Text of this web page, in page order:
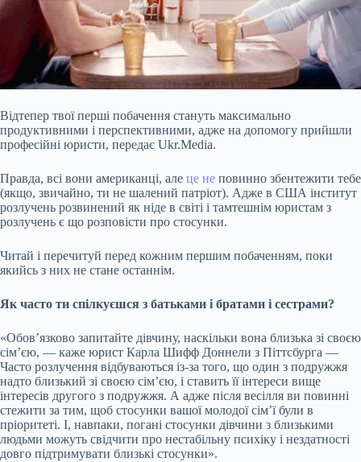
Відтепер твої перші побачення стануть максимально
продуктивними і перспективними, адже на допомогу прийшли
професійні юристи, передає Ukr.Media.
Правда, всі вони американці, але це не повинно збентежити тебе
(якщо, звичайно, ти не шалений патріот). Адже в США інститут
розлучень розвинений як ніде в світі і тамтешнім юристам з
розлучень є що розповісти про стосунки.
Читай і перечитуй перед кожним першим побаченням, поки
якийсь з них не стане останнім.
Як часто ти спілкуєшся з батьками і братами і сестрами?
«Обов’язково запитайте дівчину, наскільки вона близька зі своєю
сім’єю, — каже юрист Карла Шифф Доннели з Піттсбурга —
Часто розлучення відбуваються із-за того, що один з подружжя
надто близький зі своєю сім’єю, і ставить її інтереси вище
інтересів другого з подружжя. А адже після весілля ви повинні
стежити за тим, щоб стосунки вашої молодої сім’ї були в
пріоритеті. І, навпаки, погані стосунки дівчини з близькими
людьми можуть свідчити про нестабільну психіку і нездатності
довго підтримувати близькі стосунки».